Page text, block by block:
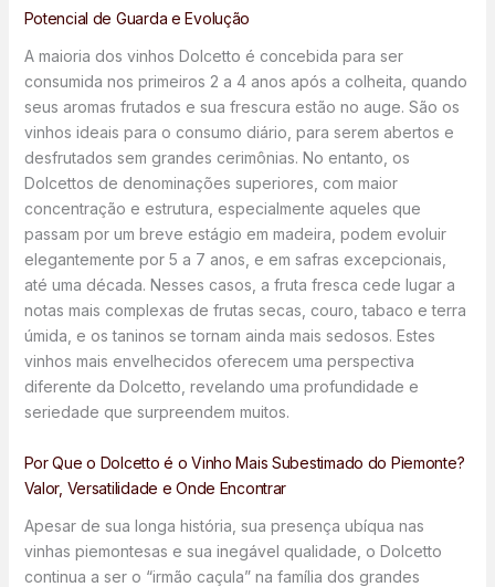
Potencial de Guarda e Evolução
A maioria dos vinhos Dolcetto é concebida para ser
consumida nos primeiros 2 a 4 anos após a colheita, quando
seus aromas frutados e sua frescura estão no auge. São os
vinhos ideais para o consumo diário, para serem abertos e
desfrutados sem grandes cerimônias. No entanto, os
Dolcettos de denominações superiores, com maior
concentração e estrutura, especialmente aqueles que
passam por um breve estágio em madeira, podem evoluir
elegantemente por 5 a 7 anos, e em safras excepcionais,
até uma década. Nesses casos, a fruta fresca cede lugar a
notas mais complexas de frutas secas, couro, tabaco e terra
úmida, e os taninos se tornam ainda mais sedosos. Estes
vinhos mais envelhecidos oferecem uma perspectiva
diferente da Dolcetto, revelando uma profundidade e
seriedade que surpreendem muitos.
Por Que o Dolcetto é o Vinho Mais Subestimado do Piemonte?
Valor, Versatilidade e Onde Encontrar
Apesar de sua longa história, sua presença ubíqua nas
vinhas piemontesas e sua inegável qualidade, o Dolcetto
continua a ser o “irmão caçula” na família dos grandes